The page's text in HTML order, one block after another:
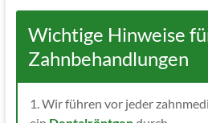
Wichtige Hinweise
Zahnbehandlungen
1. Wir führen vor jeder